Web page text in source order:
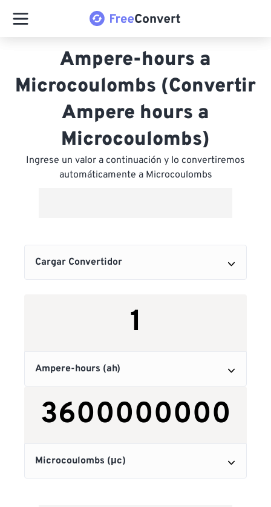
Ampere-hours a
Microcoulombs (Convertir
Ampere hours a
Microcoulombs)
Ingrese un valor a continuación y lo convertiremos
automáticamente a Microcoulombs